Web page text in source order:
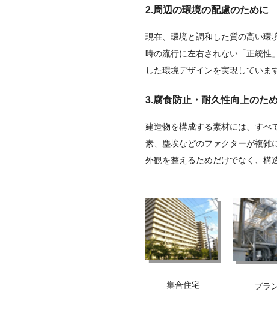
2.周辺の環境の配慮のために
現在、環境と調和した質の高い環
時の流行に左右されない「正統性
した環境デザインを実現していま
3.腐食防止・耐久性向上のた
建造物を構成する素材には、すべ
素、塵埃などのファクターが複雑
外観を整えるためだけでなく、構
集合住宅 プラ